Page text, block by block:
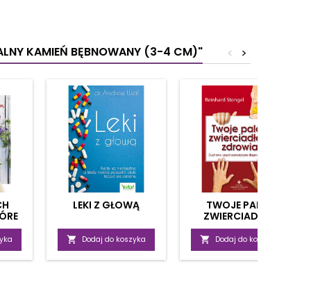
KAMIEŃ BĘBNOWANY (3-4 CM)" >
<
LEKI Z GŁOWĄ
 Dodaj do koszyka
TWOJE PALCE
ZWIERCIADŁEM
ZDROWIA
 Dodaj do koszyka